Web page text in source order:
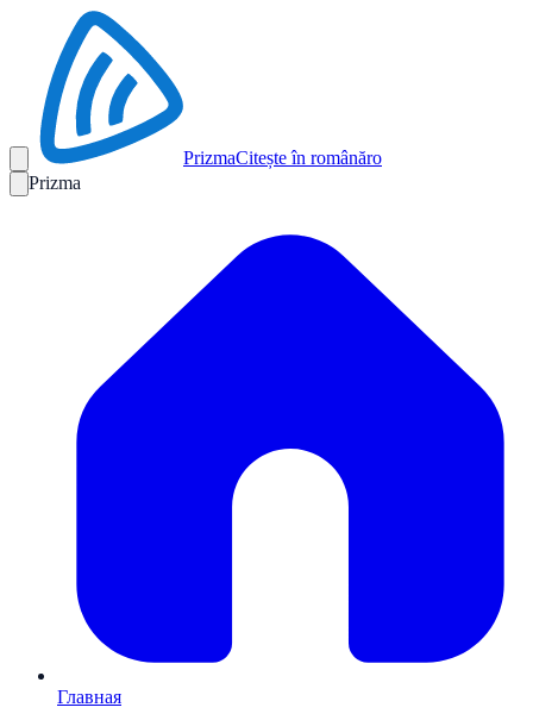
PrizmaCitește în românăro
Prizma
Главная